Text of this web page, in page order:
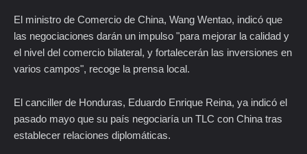
El ministro de Comercio de China, Wang Wentao, indicó que
las negociaciones darán un impulso "para mejorar la calidad y
el nivel del comercio bilateral, y fortalecerán las inversiones en
varios campos", recoge la prensa local.
El canciller de Honduras, Eduardo Enrique Reina, ya indicó el
pasado mayo que su país negociaría un TLC con China tras
establecer relaciones diplomáticas.